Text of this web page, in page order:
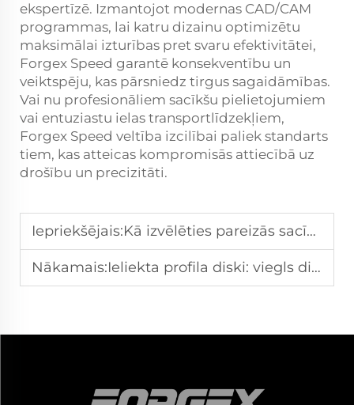
ekspertīzē. Izmantojot modernas CAD/CAM
programmas, lai katru dizainu optimizētu
maksimālai izturības pret svaru efektivitātei,
Forgex Speed garantē konsekventību un
veiktspēju, kas pārsniedz tirgus sagaidāmības.
Vai nu profesionāliem sacīkšu pielietojumiem
vai entuziastu ielas transportlīdzekļiem,
Forgex Speed veltība izcilībai paliek standarts
tiem, kas atteicas kompromisās attiecībā uz
drošību un precizitāti.
Iepriekšējais:Kā izvēlēties pareizās sacīkšu riepas savai trasēm paredzētajai automašīnai?
Nākamais:Ieliekta profila diski: viegls dizains uzlabo vadības precizitāti